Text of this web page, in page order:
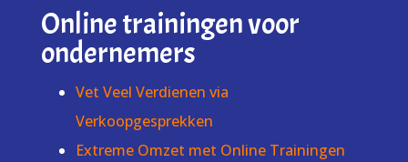
Online trainingen voor
ondernemers
Vet Veel Verdienen via
Verkoopgesprekken
Extreme Omzet met Online Trainingen